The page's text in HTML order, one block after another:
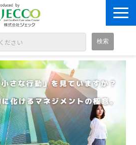
ABOUT
目的別に探す
ャンル別に探す
リーズ別に探す
OPEN BADGE